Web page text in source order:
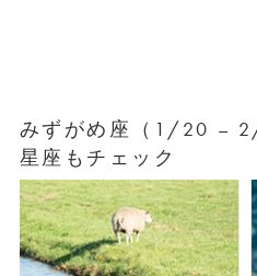
みずがめ座（1/20 –
星座もチェック